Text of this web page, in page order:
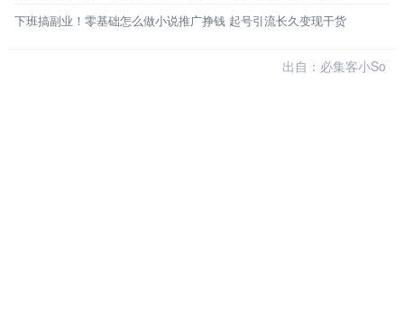
下班搞副业！零基础怎么做小说推广挣钱 起号引流长久变现干货
出自：必集客小So